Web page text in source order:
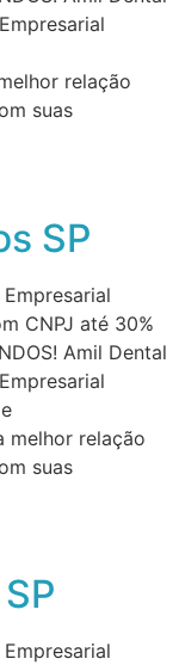
relação
suas
SP
CNPJ até 30%
Amil Dental
melhor relação
suas